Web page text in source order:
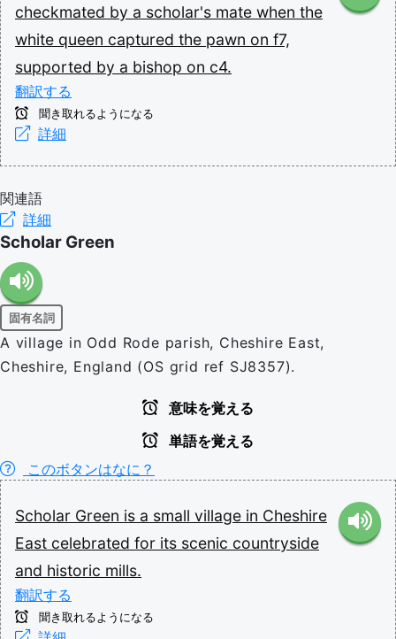
checkmated by a scholar's mate when the
white queen captured the pawn on f7,
supported by a bishop on c4.
翻訳する
聞き取れるようになる
詳細
関連語
詳細
Scholar Green
固有名詞
A village in Odd Rode parish, Cheshire East,
Cheshire, England (OS grid ref SJ8357).
意味を覚える
単語を覚える
このボタンはなに？
Scholar Green is a small village in Cheshire
East celebrated for its scenic countryside
and historic mills.
翻訳する
聞き取れるようになる